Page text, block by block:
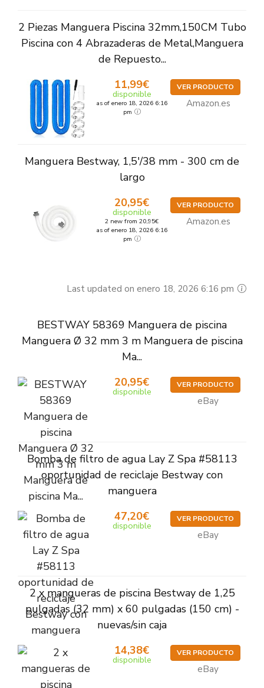
2 Piezas Manguera Piscina 32mm,150CM Tubo
Piscina con 4 Abrazaderas de Metal,Manguera
de Repuesto...
11,99€
disponible
as of enero 18, 2026 6:16
pm
VER PRODUCTO
Amazon.es
Manguera Bestway, 1,5'/38 mm - 300 cm de
largo
20,95€
disponible
2 new from 20,95€
as of enero 18, 2026 6:16
pm
VER PRODUCTO
Amazon.es
Last updated on enero 18, 2026 6:16 pm
BESTWAY 58369 Manguera de piscina
Manguera Ø 32 mm 3 m Manguera de piscina
Ma...
20,95€
disponible
VER PRODUCTO
eBay
Bomba de filtro de agua Lay Z Spa #58113
oportunidad de reciclaje Bestway con
manguera
47,20€
disponible
VER PRODUCTO
eBay
2 x mangueras de piscina Bestway de 1,25
pulgadas (32 mm) x 60 pulgadas (150 cm) -
nuevas/sin caja
14,38€
disponible
VER PRODUCTO
eBay